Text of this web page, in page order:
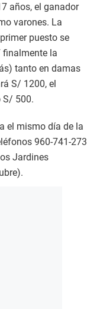
años, el ganador
varones. La
puesto se
finalmente la
tanto en damas
S/ 1200, el
S/ 500.
el mismo día de la
960-741-273
Jardines